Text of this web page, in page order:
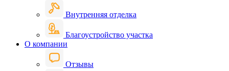
Внутренняя отделка
Благоустройство участка
О компании
Отзывы